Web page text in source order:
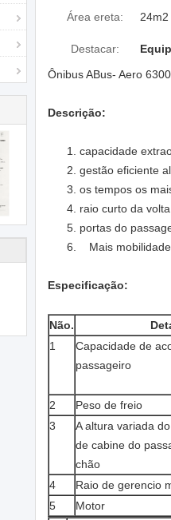
Área ereta: 24m2
Destacar:
Ônibus ABus- Aero
Descrição:
1. capacidade
2. gestão eficiente
3. os tempos os
4. raio curto da volta
5. portas do
6. Mais mobilidade
Especificação:
Não.
1
Capacidade de
passageiro
2
Peso de freio
3
A altura variada
de cabine do
chão
4 Raio de gerencio
5
Motor